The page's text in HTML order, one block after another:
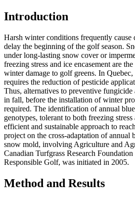
Introduction
Harsh winter conditions frequently cause
delay the beginning of the golf season.
under long-lasting snow cover or
freezing stress and ice encasement are
winter damage to golf greens. In
requires the reduction of pesticide
Thus, alternatives to preventive
in fall, before the installation of winter
required. The identification of annual
genotypes, tolerant to both freezing
efficient and sustainable approach to
project on the cross-adaptation of annual
snow mold, involving Agriculture and
Canadian Turfgrass Research
Responsible Golf, was initiated in 2005.
Method and Results